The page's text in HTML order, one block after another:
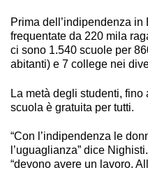
Prima dell’indipendenza in
frequentate da 220 mila
ci sono 1.540 scuole per
abitanti) e 7 college nei
La metà degli studenti, fino
scuola è gratuita per tutti.
“Con l’indipendenza le
l’uguaglianza” dice
“devono avere un lavoro.